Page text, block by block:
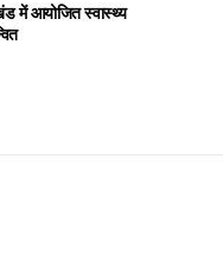
में आयोजित स्वास्थ्य